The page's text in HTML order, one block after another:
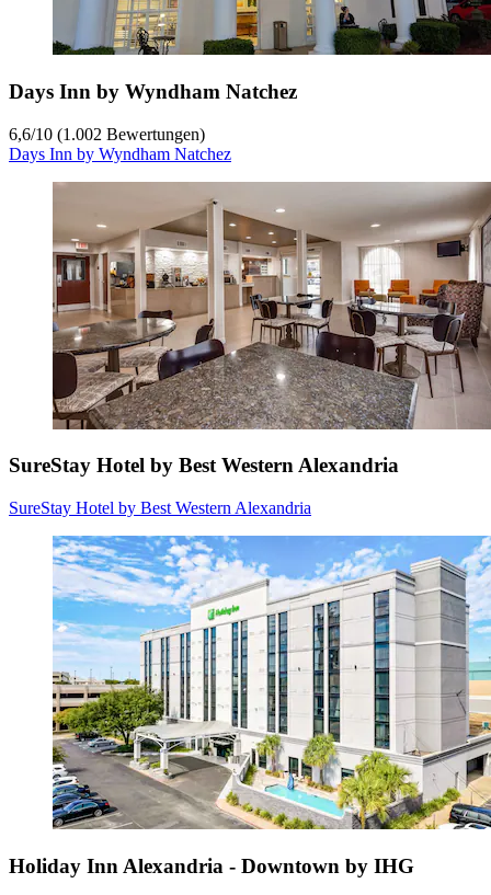
Days Inn by Wyndham Natchez
6,6/10 (1.002 Bewertungen)
Days Inn by Wyndham Natchez
SureStay Hotel by Best Western Alexandria
SureStay Hotel by Best Western Alexandria
Holiday Inn Alexandria - Downtown by IHG